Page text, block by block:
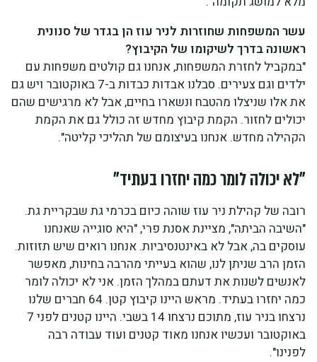
עשר המשפחות שחוזרות לניר עוז הן בגדר של סנונית
ראשונה בדרך לשיקומו של הקיבוץ?
"במקביל לחזרת המשפחות, אנחנו גם קולטים משפחות עם
ילדים וגם צעירים. סבלנו אבדות כבדות ב-7 באוקטובר ויש גם
את אלו שניצלו מהטבח ונשארו בחיים, אבל לא מרגישים שהם
יכולים לחזור. הקמת קיבוץ מחדש זה כולל גם את הקמת
הקהילה מחדש. אנחנו בעיצומם של תהליכי קליטה".
"לא יכולה לומר כמה יחזרו בעתיד"
רובה של קהילת ניר עוז שוהה כיום בכרמי גת שבקריית גת.
"השיבה הביתה", מציינת אסנת פרי, "היא סוגייה שאנחנו
עוסקים בה, אבל לא באינטנסיביות. אנחנו רואים שיש תזוזות.
הזמן הרב שניתן לנו, שהוא בעייתי מהרבה בחינות, מאפשר
לאנשים לשנות את דעתם במהלך הזמן. אני לא יכולה לומר
כמה יחזרו בעתיד. מראש היינו קיבוץ קטן. 64 חברים שלנו
נרצחו בניר עוז, מתוכם נרצחו 14 בשבי. היינו קטנים לפני 7
באוקטובר ועכשיו אנחנו מאוד קטנים ועוד עבודה רבה
לפנינו".